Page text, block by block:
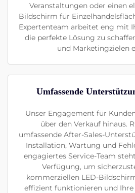
Veranstaltungen oder einen
Bildschirm für
Expertenteam arbeitet eng mit
die perfekte Lösung zu
und Marketingzielen
Umfassende
Unser Engagement für
über den Verkauf hinaus.
umfassende After-Sales-
Installation, Wartung und
engagiertes Service-Team
Verfügung, um
kommerziellen LED-
effizient funktionieren und